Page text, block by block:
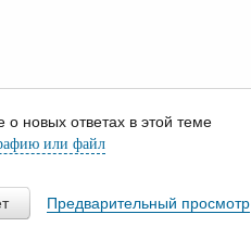
новых ответах в этой теме
или файл
Предварительный просмотр